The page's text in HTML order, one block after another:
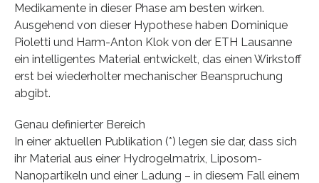
Medikamente in dieser Phase am besten wirken.
Ausgehend von dieser Hypothese haben Dominique
Pioletti und Harm-Anton Klok von der ETH Lausanne
ein intelligentes Material entwickelt, das einen Wirkstoff
erst bei wiederholter mechanischer Beanspruchung
abgibt.
Genau definierter Bereich
In einer aktuellen Publikation (*) legen sie dar, dass sich
ihr Material aus einer Hydrogelmatrix, Liposom-
Nanopartikeln und einer Ladung – in diesem Fall einem